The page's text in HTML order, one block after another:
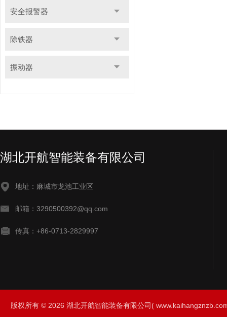
安全报警器
除铁器
振动器
湖北开航智能装备有限公司
地址：麻城市龙池工业区
邮箱：3290500392@qq.com
传真：+86-0713-2829997
版权所有 © 2026 湖北开航智能装备有限公司(